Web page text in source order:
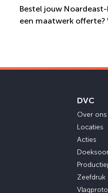
Bestel jouw
een maatwerk offerte?
DVC
Over ons
Locaties
Acties
Zeefdruk